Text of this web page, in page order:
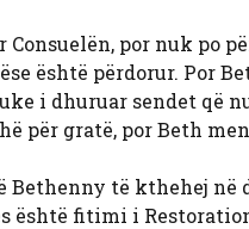
Consuelën, por nuk po
është përdorur. Por
i dhuruar sendet që
për gratë, por Beth
Bethenny të kthehej në
është fitimi i